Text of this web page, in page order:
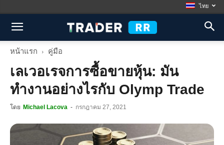
ไทย
หน้าแรก คู่มือ
เลเวอเรจการซื้อขายหุ้น: มัน
ทำงานอย่างไรกับ Olymp Trade
โดย Michael Lacova - กรกฎาคม 27, 2021